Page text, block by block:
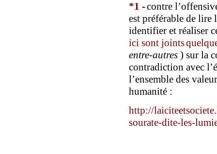
*1 -contre
est préférable de lire
identifier et réaliser
ici sont joints
entre-autres ) sur la
contradiction avec
l’ensemble des
humanité :
http://
sourate-dite-les-